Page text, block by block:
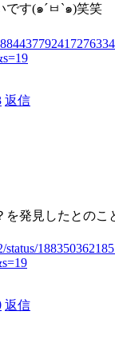
です(๑´ㅂ`๑)笑笑
返信
を発見したとのこ
返信